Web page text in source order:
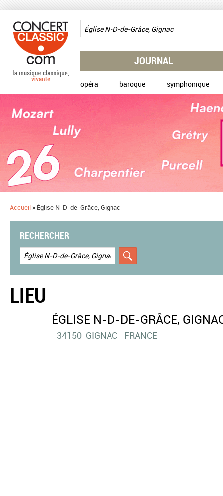
JOURNAL
opéra baroque symphonique
Accueil » Église N-D-de-Grâce, Gignac
RECHERCHER
LIEU
ÉGLISE N-D-DE-GRÂCE,
34150 GIGNAC FRANCE